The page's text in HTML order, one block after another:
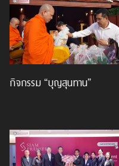
กิจกรรม “บุญสุนทาน”